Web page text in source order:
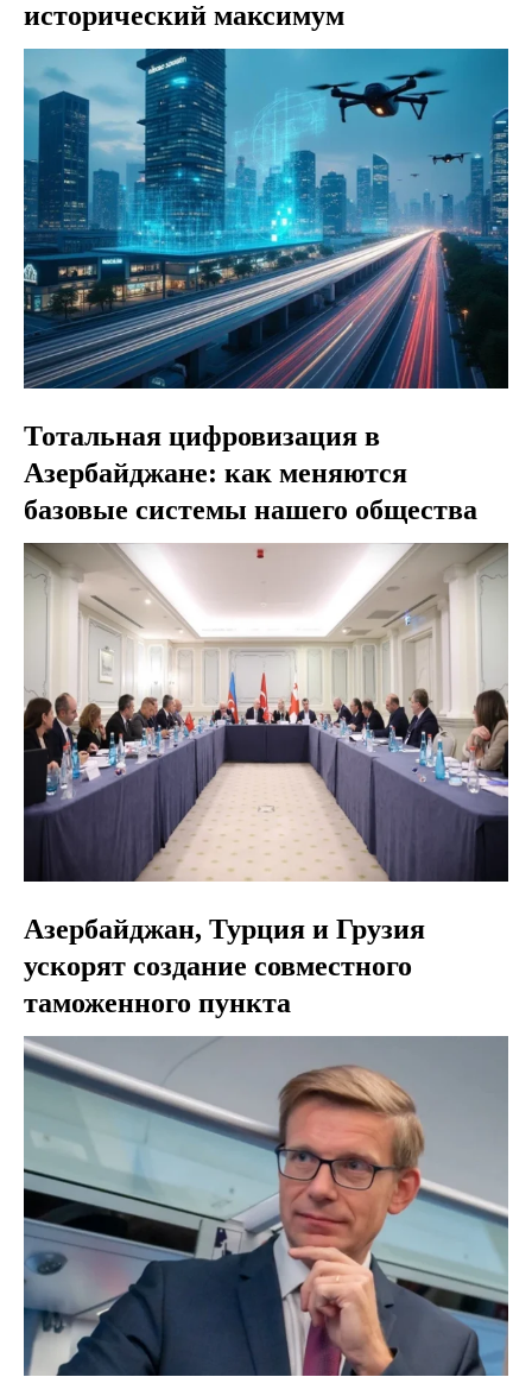
исторический максимум
Тотальная цифровизация в
Азербайджане: как меняются
базовые системы нашего общества
Азербайджан, Турция и Грузия
ускорят создание совместного
таможенного пункта